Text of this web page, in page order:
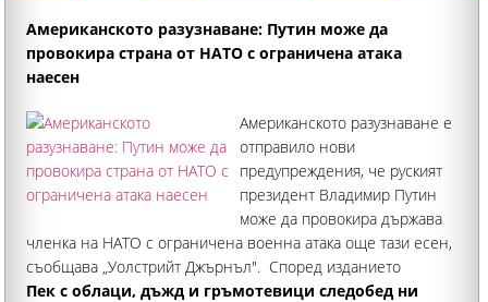
Американското разузнаване: Путин може да
провокира страна от НАТО с ограничена атака
наесен
Американското разузнаване е
отправило нови
предупреждения, че руският
президент Владимир Путин
може да провокира държава
членка на НАТО с ограничена военна атака още тази есен,
съобщава „Уолстрийт Джърнъл". Според изданието
последната оценка на американските разузнавателни
Пек с облаци, дъжд и гръмотевици следобед ни